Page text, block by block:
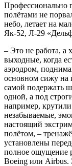
Профессионально
полётами не
небо, летает на
Як-52, Л-29
– Это не работа, а
выходные, когда
аэродром,
основном сижу на
самой подержать
одной, а под
например,
незабываемые,
настоящий
полётом, –
установлены
полное ощущение
Boeing или Airbus.